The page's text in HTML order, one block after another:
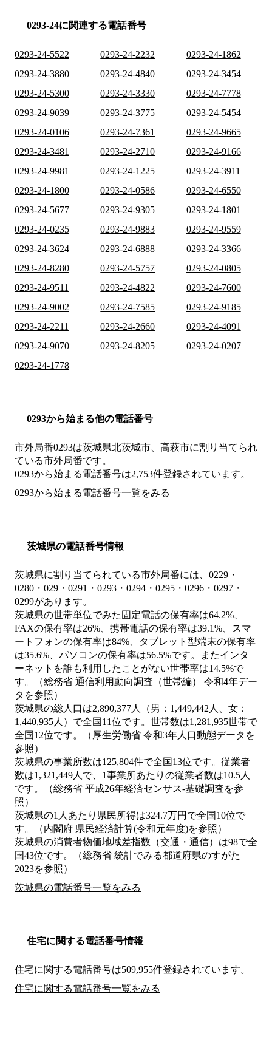
0293-24に関連する電話番号
0293-24-5522 0293-24-2232
0293-24-1862
0293-24-3880
0293-24-4840
0293-24-3454
0293-24-5300
0293-24-3330
0293-24-7778
0293-24-9039
0293-24-3775
0293-24-5454
0293-24-0106
0293-24-7361
0293-24-9665
0293-24-3481
0293-24-2710
0293-24-9166
0293-24-9981
0293-24-1225
0293-24-3911
0293-24-1800
0293-24-0586
0293-24-6550
0293-24-5677
0293-24-9305
0293-24-1801
0293-24-0235
0293-24-9883
0293-24-9559
0293-24-3624
0293-24-6888
0293-24-3366
0293-24-8280
0293-24-5757
0293-24-0805
0293-24-9511
0293-24-4822
0293-24-7600
0293-24-9002
0293-24-7585
0293-24-9185
0293-24-2211
0293-24-2660
0293-24-4091
0293-24-9070
0293-24-8205
0293-24-0207
0293-24-1778
0293から始まる他の電話番号
市外局番0293は茨城県北茨城市、高萩市に割り当てられ
ている市外局番です。
0293から始まる電話番号は2,753件登録されています。
0293から始まる電話番号一覧をみる
茨城県の電話番号情報
茨城県に割り当てられている市外局番には、0229・
0280・029・0291・0293・0294・0295・0296・0297・
0299があります。
茨城県の世帯単位でみた固定電話の保有率は64.2%、
FAXの保有率は26%、携帯電話の保有率は39.1%、スマ
ートフォンの保有率は84%、タブレット型端末の保有率
は35.6%、パソコンの保有率は56.5%です。またインタ
ーネットを誰も利用したことがない世帯率は14.5%で
す。（総務省 通信利用動向調査（世帯編） 令和4年デー
タを参照）
茨城県の総人口は2,890,377人（男：1,449,442人、女：
1,440,935人）で全国11位です。世帯数は1,281,935世帯で
全国12位です。（厚生労働省 令和3年人口動態データを
参照）
茨城県の事業所数は125,804件で全国13位です。従業者
数は1,321,449人で、1事業所あたりの従業者数は10.5人
です。（総務省 平成26年経済センサス‐基礎調査を参
照）
茨城県の1人あたり県民所得は324.7万円で全国10位で
す。（内閣府 県民経済計算(令和元年度)を参照）
茨城県の消費者物価地域差指数（交通・通信）は98で全
国43位です。（総務省 統計でみる都道府県のすがた
2023を参照）
茨城県の電話番号一覧をみる
住宅に関する電話番号情報
住宅に関する電話番号は509,955件登録されています。
住宅に関する電話番号一覧をみる